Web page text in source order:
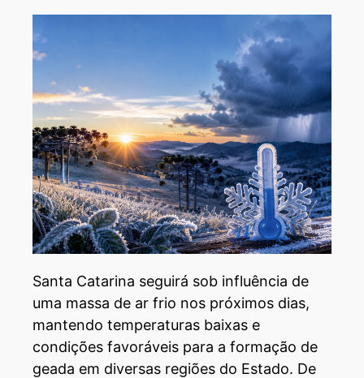
Santa Catarina seguirá sob influência de
uma massa de ar frio nos próximos dias,
mantendo temperaturas baixas e
condições favoráveis para a formação de
geada em diversas regiões do Estado. De